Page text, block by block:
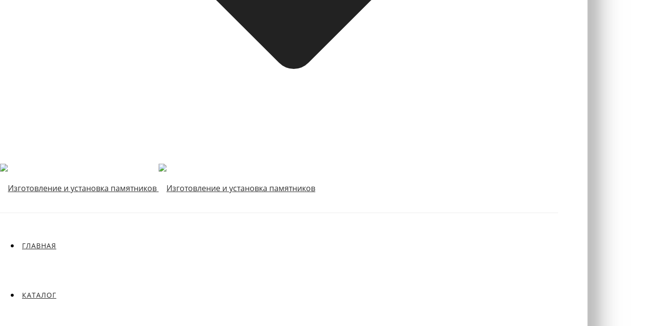
ГЛАВНАЯ
КАТАЛОГ